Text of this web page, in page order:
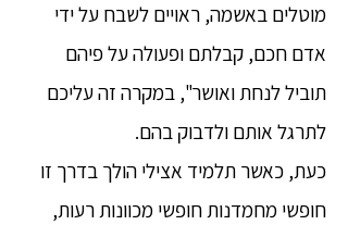
מוטלים באשמה, ראויים לשבח על ידי
אדם חכם, קבלתם ופעולה על פיהם
תוביל לנחת ואושר", במקרה זה עליכם
לתרגל אותם ולדבוק בהם.
כעת, כאשר תלמיד אצילי הולך בדרך זו
חופשי מחמדנות חופשי מכוונות רעות,